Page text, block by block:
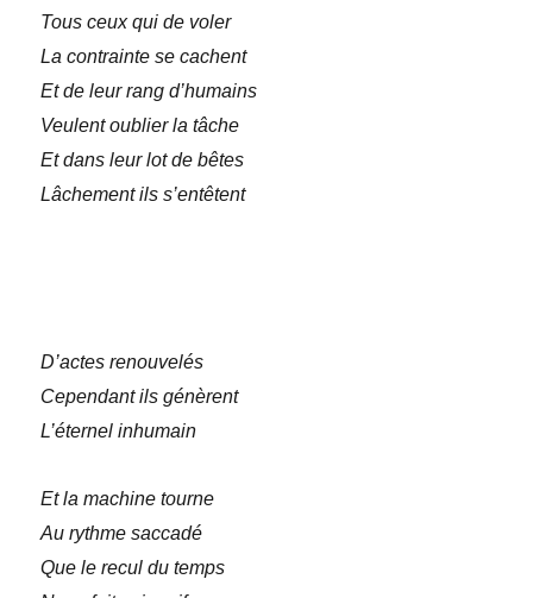
Tous ceux qui de voler
La contrainte se cachent
Et de leur rang d’humains
Veulent oublier la tâche
Et dans leur lot de bêtes
Lâchement ils s’entêtent
D’actes renouvelés
Cependant ils génèrent
L’éternel inhumain
Et la machine tourne
Au rythme saccadé
Que le recul du temps